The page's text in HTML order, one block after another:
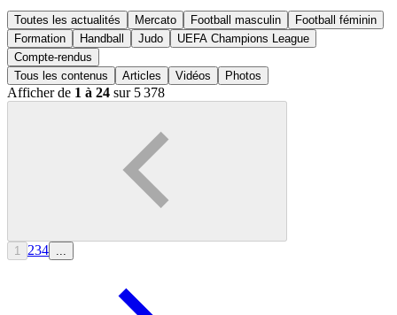
Toutes les actualités Mercato Football masculin
Football féminin
Formation
Handball Judo
UEFA Champions League
Compte-rendus
Tous les contenus
Articles Vidéos Photos
Afficher de 1 à 24 sur 5 378
1 234